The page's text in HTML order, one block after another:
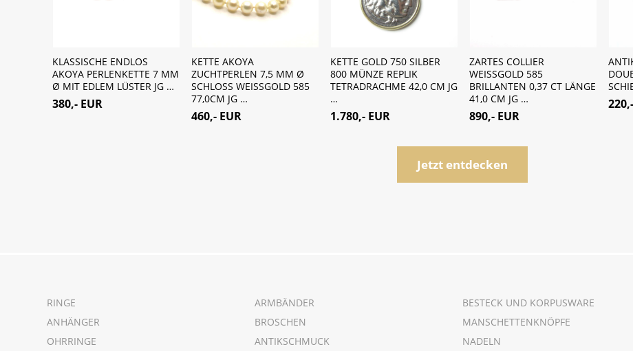
KLASSISCHE ENDLOS
AKOYA PERLENKETTE 7 MM
Ø MIT EDLEM LÜSTER JG …
380,- EUR
KETTE AKOYA
ZUCHTPERLEN 7,5 MM Ø
SCHLOSS WEISSGOLD 585
77,0CM JG …
460,- EUR
KETTE GOLD 750 SILBER
800 MÜNZE REPLIK
TETRADRACHME 42,0 CM JG
…
1.780,- EUR
ZARTES COLLIER
WEISSGOLD 585
BRILLANTEN 0,37 CT LÄNGE
41,0 CM JG …
890,- EUR
Jetzt entdecken
RINGE
ANHÄNGER
OHRRINGE
ARMBÄNDER
BROSCHEN
ANTIKSCHMUCK
BESTECK UND KORPUSWARE
MANSCHETTENKNÖPFE
NADELN